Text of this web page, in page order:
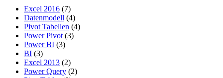
Excel 2016 (7)
Datenmodell (4)
Pivot Tabellen (4)
Power Pivot (3)
Power BI (3)
BI (3)
Excel 2013 (2)
Power Query (2)